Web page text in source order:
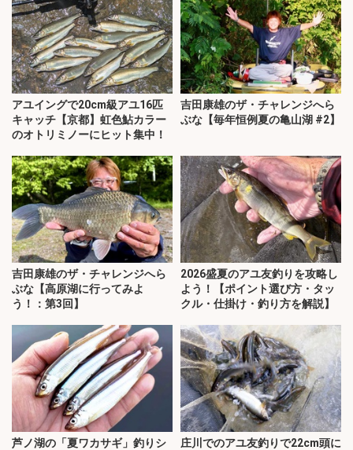
アユイングで20cm級アユ16匹
キャッチ【京都】虹色鮎カラー
のオトリミノーにヒット集中！
吉田康雄のザ・チャレンジへら
ぶな【毎年恒例夏の亀山湖 #2】
吉田康雄のザ・チャレンジへら
ぶな【高原湖に行ってみよ
う！：第3回】
2026盛夏のアユ友釣りを攻略し
よう！【ポイント選び方・タッ
クル・仕掛け・釣り方を解説】
芦ノ湖の「夏ワカサギ」釣りシ
庄川でのアユ友釣りで22cm頭に